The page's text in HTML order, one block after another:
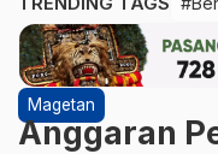
Magetan
Anggaran